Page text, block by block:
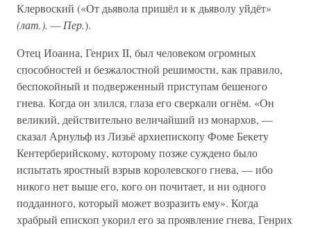
Клервоский («От дьявола пришёл и к дьяволу уйдёт»
(лат.). — Пер.).
Отец Иоанна, Генрих II, был человеком огромных
способностей и безжалостной решимости, как правило,
беспокойный и подверженный приступам бешеного
гнева. Когда он злился, глаза его сверкали огнём. «Он
великий, действительно величайший из монархов, —
сказал Арнульф из Лизьё архиепископу Фоме Бекету
Кентерберийскому, которому позже суждено было
испытать яростный взрыв королевского гнева, — ибо
никого нет выше его, кого он почитает, и ни одного
подданного, который может возразить ему». Когда
храбрый епископ укорил его за проявление гнева, Генрих